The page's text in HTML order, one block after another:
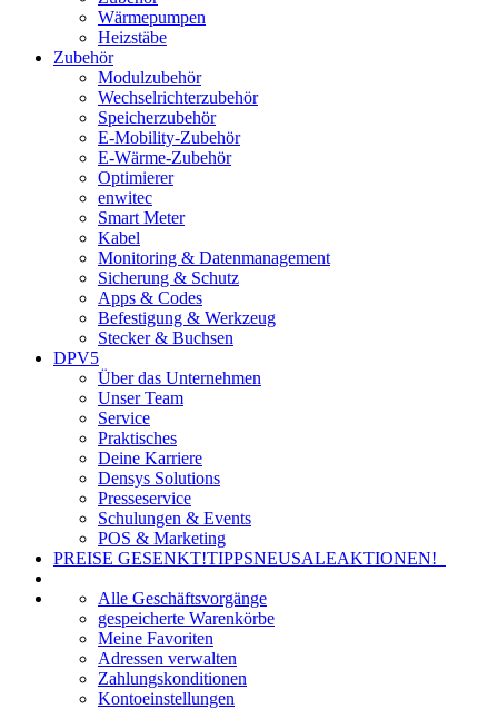
Wärmepumpen
Heizstäbe
Zubehör
Modulzubehör
Wechselrichterzubehör
Speicherzubehör
E-Mobility-Zubehör
E-Wärme-Zubehör
Optimierer
enwitec
Smart Meter
Kabel
Monitoring & Datenmanagement
Sicherung & Schutz
Apps & Codes
Befestigung & Werkzeug
Stecker & Buchsen
DPV5
Über das Unternehmen
Unser Team
Service
Praktisches
Deine Karriere
Densys Solutions
Presseservice
Schulungen & Events
POS & Marketing
PREISE GESENKT!TIPPSNEUSALEAKTIONEN!
Alle Geschäftsvorgänge
gespeicherte Warenkörbe
Meine Favoriten
Adressen verwalten
Zahlungskonditionen
Kontoeinstellungen